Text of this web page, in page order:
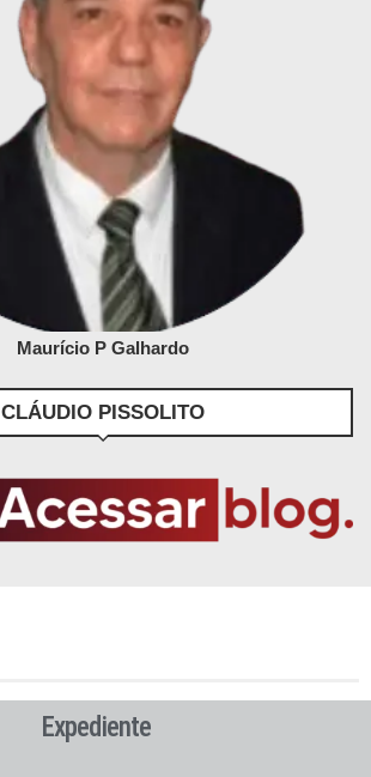
Maurício P Galhardo
CLÁUDIO PISSOLITO
Expediente